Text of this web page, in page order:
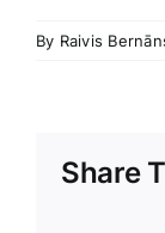
By Raivis
Share